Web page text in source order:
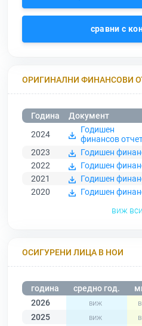
сравни с
ОРИГИНАЛНИ ФИНАНСОВИ
Година
Документ
2024
Годишен
финансов
2023
Годишен
2022
Годишен
2021
Годишен
2020
Годишен
виж
ОСИГУРЕНИ ЛИЦА В НОИ
година средно год.
2026
2025